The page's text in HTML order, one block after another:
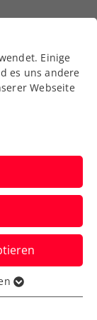
in
denen
Einige
es uns andere
Webseite